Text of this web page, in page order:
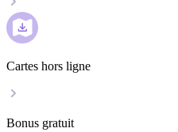
Cartes hors ligne
Bonus gratuit